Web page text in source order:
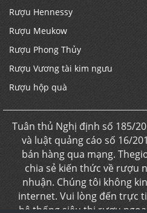
Rượu Hennessy
Rượu Meukow
Rượu Phong Thủy
Rượu Vương tài kim ngưu
Rượu hộp quà
Tuân thủ Nghị định số 185/
và luật quảng cáo số 16/
bán hàng qua mạng.
chia sẻ kiến thức về rượu
nhuận. Chúng tôi không
internet. Vui lòng đến trực
hệ thống siêu thị rượu